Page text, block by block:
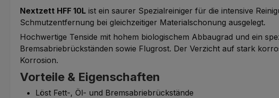
Nextzett HFF 10L ist ein saurer Spezialreiniger für die intensive
Schmutzentfernung bei gleichzeitiger Materialschonung ausgelegt.
Hochwertige Tenside mit hohem biologischem Abbaugrad und ein
Bremsabriebrückständen sowie Flugrost. Der Verzicht auf stark
Korrosion.
Vorteile & Eigenschaften
Löst Fett-, Öl- und Bremsabriebrückstände